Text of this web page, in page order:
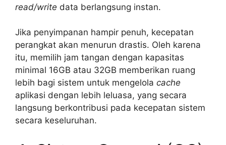
read/write data berlangsung instan.
Jika penyimpanan hampir penuh, kecepatan
perangkat akan menurun drastis. Oleh karena
itu, memilih jam tangan dengan kapasitas
minimal 16GB atau 32GB memberikan ruang
lebih bagi sistem untuk mengelola cache
aplikasi dengan lebih leluasa, yang secara
langsung berkontribusi pada kecepatan sistem
secara keseluruhan.